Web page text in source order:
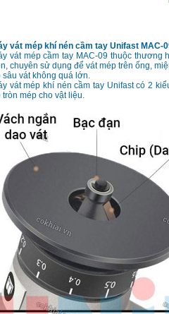
vát mép khí nén cầm tay Unifast MAC-
vát mép cầm tay MAC-09 thuộc
chuyên sử dụng để vát mép trên ống,
sâu vát không quá lớn.
vát mép khí nén cầm tay Unifast có 2
tròn mép cho vật liệu.